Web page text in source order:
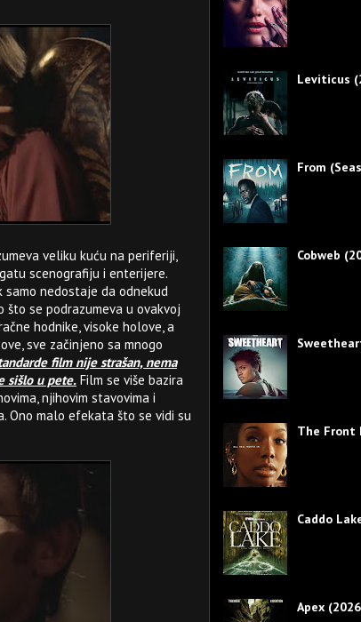
veliku kuću na periferiji,
scenografiju i enterijere.
nedostaje da odnekud
što se podrazumeva u ovakvoj
hodnike, visoke holove, a
sve začinjeno sa mnogo
film nije strašan, nema
sišlo u pete. Film se više bazira
njihovim stavovima i
Ono malo efekata što se vidi su
Leviticus
From
Cobweb
The Front
Caddo
Apex